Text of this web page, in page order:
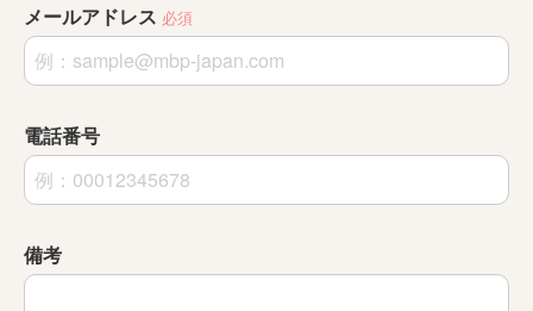
メールアドレス 必須
電話番号
備考